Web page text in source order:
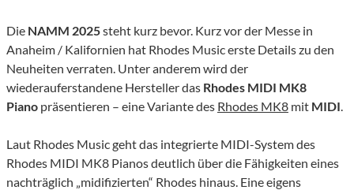
Die NAMM 2025steht kurz bevor. Kurz vor der Messe in
Anaheim / Kalifornien hat Rhodes Music erste Details zu den
Neuheiten verraten. Unter anderem wird der
wiederauferstandene Hersteller das Rhodes MIDI MK8
Piano präsentieren – eine Variante des Rhodes MK8 mit MIDI
Laut Rhodes Music geht das integrierte MIDI-System des
Rhodes MIDI MK8 Pianos deutlich über die Fähigkeiten eines
nachträglich „midifizierten“ Rhodes hinaus. Eine eigens